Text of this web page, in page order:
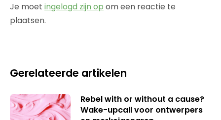
Je moet ingelogd zijn op om een reactie te
plaatsen.
Gerelateerde artikelen
Rebel with or without a cause?
Wake-upcall voor ontwerpers